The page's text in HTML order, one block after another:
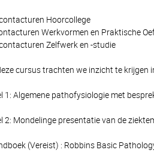
Hoorcollege
Werkvormen en Praktische
Zelfwerk en -studie
cursus trachten we inzicht te krijgen
1: Algemene pathofysiologie met
2: Mondelinge presentatie van de
(Vereist) : Robbins Basic